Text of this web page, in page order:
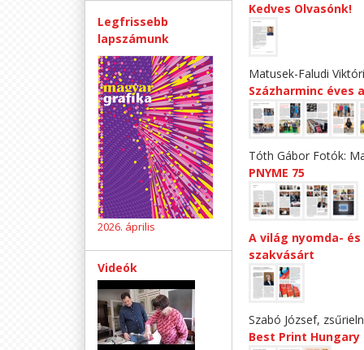
Kedves Olvasónk!
Matusek-Faludi
Százharminc éves
Tóth Gábor Fotók:
PNYME 75
A világ nyomda-
szakvásárt
Szabó József,
Best Print Hungary
Legfrissebb
lapszámunk
2026. április
Videók